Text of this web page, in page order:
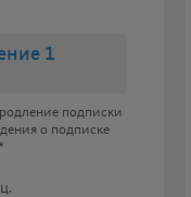
1
подписки
о подписке